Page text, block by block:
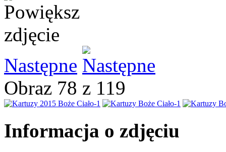
Następne
Obraz 78 z 119
Informacja o zdjęciu